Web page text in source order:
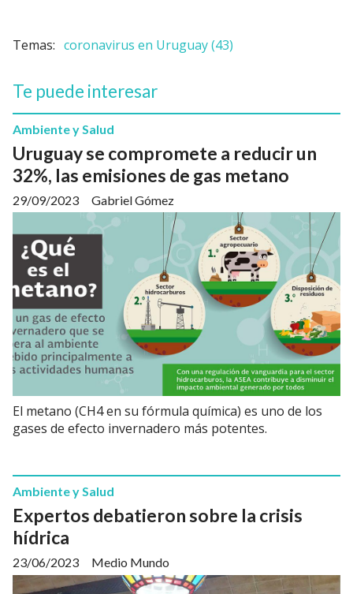
coronavirus en Uruguay (43)
Te puede interesar
Uruguay se compromete a reducir un
32%, las emisiones de gas metano
Gabriel Gómez
Ambiente y Salud
29/09/2023
El metano (CH4 en su fórmula química) es uno de los
gases de efecto invernadero más potentes.
Expertos debatieron sobre la crisis
hídrica
Medio Mundo
Ambiente y Salud
23/06/2023